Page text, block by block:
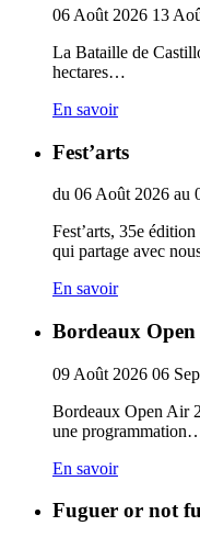
06 Août 2026 13
La Bataille de
hectares…
En savoir
Fest’arts
du 06 Août 2026 au
Fest’arts, 35e
qui partage avec
En savoir
Bordeaux
09 Août 2026 06 Sep
Bordeaux Open Air
une
En savoir
Fuguer or not